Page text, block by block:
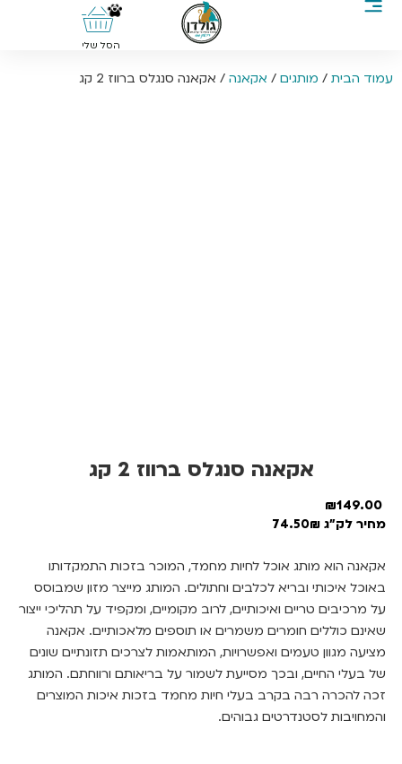
0
הסל שלי
עמוד הבית / מותגים / אקאנה / אקאנה סנגלס ברווז 2 קג
אקאנה סנגלס ברווז 2 קג
149.00
₪
מחיר לק"ג 74.50₪
אקאנה הוא מותג אוכל לחיות מחמד, המוכר בזכות התמקדותו
באוכל איכותי ובריא לכלבים וחתולים. המותג מייצר מזון שמבוסס
על מרכיבים טריים ואיכותיים, לרוב מקומיים, ומקפיד על תהליכי ייצור
שאינם כוללים חומרים משמרים או תוספים מלאכותיים. אקאנה
מציעה מגוון טעמים ואפשרויות, המותאמות לצרכים תזונתיים שונים
של בעלי החיים, ובכך מסייעת לשמור על בריאותם ורווחתם. המותג
זכה להכרה רבה בקרב בעלי חיות מחמד בזכות איכות המוצרים
והמחויבות לסטנדרטים גבוהים.